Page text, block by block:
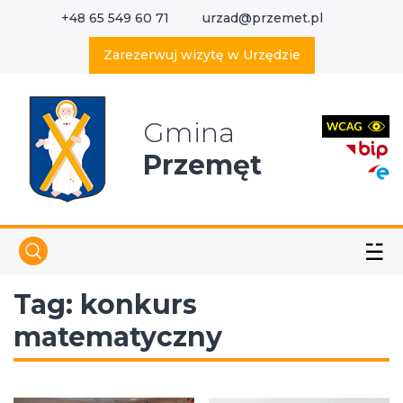
+48 65 549 60 71 urzad@przemet.pl
Zarezerwuj wizytę w Urzędzie
Gmina
Przemęt
☱
Tag: konkurs
matematyczny
Wyszukaj w serwisie